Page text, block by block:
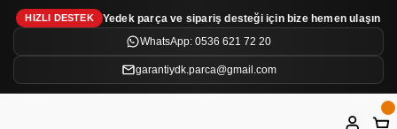
HIZLI DESTEK
Yedek parça ve sipariş desteği için bize hemen ulaşın
WhatsApp: 0536 621 72 20
garantiydk.parca@gmail.com